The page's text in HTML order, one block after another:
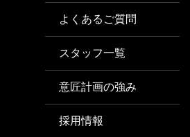
よくあるご質問
スタッフ一覧
意匠計画の強み
採用情報